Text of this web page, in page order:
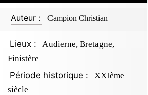
Auteur : Campion Christian
Lieux :
Audierne, Bretagne,
Finistère
Période historique :
XXIème
siècle